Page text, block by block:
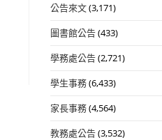
公告來文(3,171)
圖書館公告(433)
學務處公告(2,721)
學生事務(6,433)
家長事務(4,564)
教務處公告(3,532)